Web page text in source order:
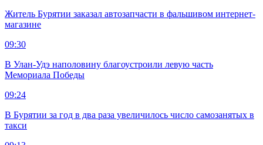
Житель Бурятии заказал автозапчасти в фальшивом интернет-
магазине
09:30
В Улан-Удэ наполовину благоустроили левую часть
Мемориала Победы
09:24
В Бурятии за год в два раза увеличилось число самозанятых в
такси